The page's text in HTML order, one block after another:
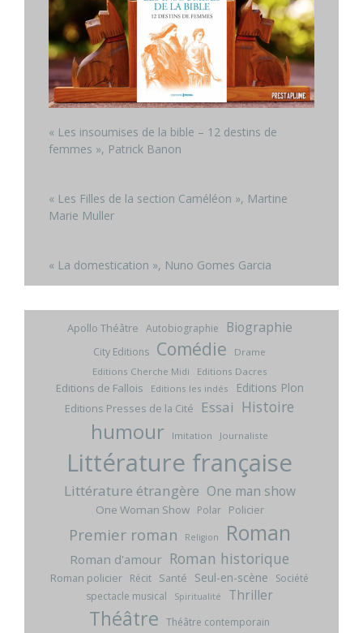
« Les insoumises de la bible – 12 destins de
femmes », Patrick Banon
« Les Filles de la section Caméléon », Martine
Marie Muller
« La domestication », Nuno Gomes Garcia
Apollo Théâtre Autobiographie Biographie
City Editions Comédie
Drame
Editions Cherche Midi
Editions Dacres
Editions de Fallois Editions les indés Editions Plon
Editions Presses de la Cité Essai Histoire
humour Imitation Journaliste
Littérature française
Littérature étrangère One man show
One Woman Show Polar Policier
Premier roman Religion Roman
Roman d'amour Roman historique
Roman policier Récit Santé Seul-en-scène
Société
spectacle musical
Spiritualité Thriller
Théâtre Théâtre contemporain